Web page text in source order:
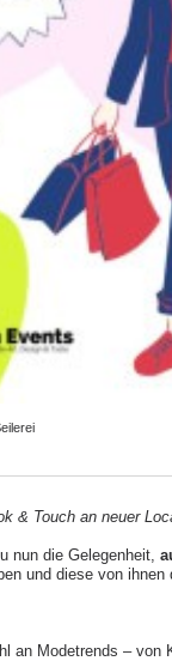
& Touch an neuer
nun die Gelegenheit,
und diese von ihnen
an Modetrends –